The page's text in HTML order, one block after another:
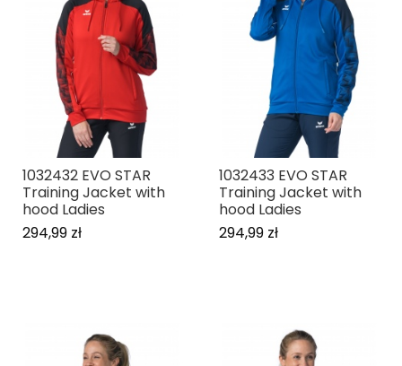
1032432 EVO STAR
Training Jacket with
hood Ladies
294,99 zł
1032433 EVO STAR
Training Jacket with
hood Ladies
294,99 zł